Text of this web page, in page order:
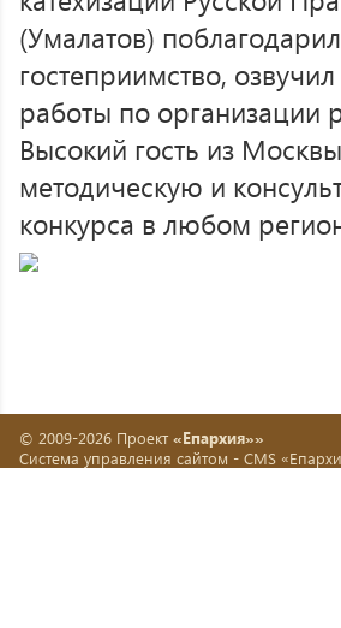
(Умалатов)
гостеприимство,
работы по организации
Высокий гость из
методическую и
конкурса в любом
© 2009-2026 Проект «Епархия»»
Система управления сайтом - CMS